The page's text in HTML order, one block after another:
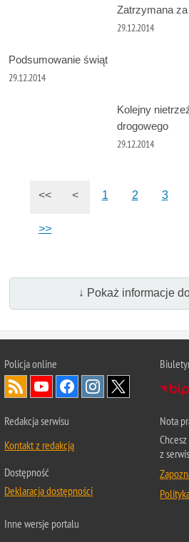
Zatrzymana
29.12.2014
Podsumowanie świąt
29.12.2014
Kolejny
drogowego
29.12.2014
<< < 1 2 3
>>
↓ Pokaż informacje
Policja online
Redakcja serwisu
Kontakt z redakcją
Dostępność
Deklaracja dostępności
Nota
z
Inne wersje portalu